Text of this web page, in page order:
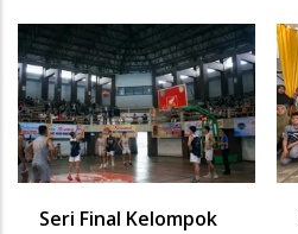
Seri Final Kelompok